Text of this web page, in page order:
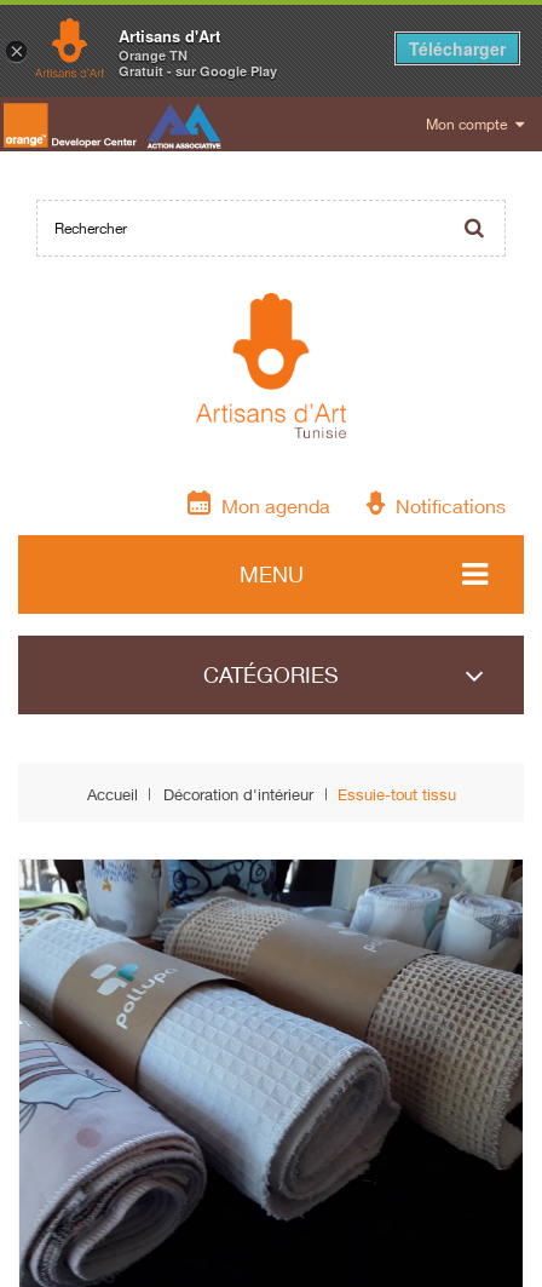
Mon compte
Mon agenda Notifications
MENU
CATÉGORIES
Accueil Décoration d'intérieur Essuie-tout tissu
×
Artisans d'Art
Orange TN
Gratuit - sur Google Play
Télécharger